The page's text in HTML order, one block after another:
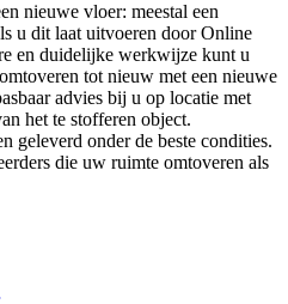
nieuwe vloer: meestal een
u dit laat uitvoeren door Online
en duidelijke werkwijze kunt u
tot nieuw met een nieuwe
advies bij u op locatie met
het te stofferen object.
geleverd onder de beste condities.
die uw ruimte omtoveren als